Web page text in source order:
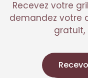
Recevez votre
demandez votre
gratuit,